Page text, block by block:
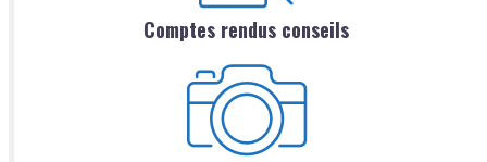
Comptes rendus conseils